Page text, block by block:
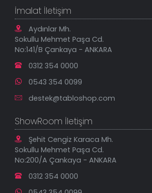
Geçerli İade Koşulları
Mesafeli Satış Sözleşmesi
Gizlilik Güvenlik Politikası
Tablonu Sen Tasarla
Tablo Saatler
Yeni Eklenenler
En Çok Satılanlar
İndirimli Tablolar
İmalat İletişim
Aydınlar Mh.
Sokullu Mehmet Paşa Cd.
No:141/B Çankaya - ANKARA
0312 354 0000
0543 354 0099
destek@tabloshop.com
ShowRoom İletişim
Şehit Cengiz Karaca Mh.
Sokullu Mehmet Paşa Cd.
No:200/A Çankaya - ANKARA
0312 354 0000